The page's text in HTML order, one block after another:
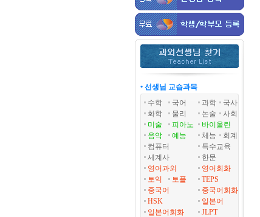
• 선생님 교습과목
수학
국어 과학
국사
화학
물리 논술
사회
미술
피아노
바이올린
음악
예능 체능
회계
컴퓨터
특수교육
세계사
한문
영어과외
영어회화
토익
토플
TEPS
중국어
중국어회화
HSK
일본어
일본어회화
JLPT